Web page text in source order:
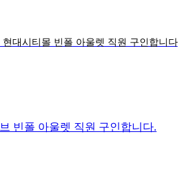
현대시티몰 빈폴 아울렛 직원 구인합니다